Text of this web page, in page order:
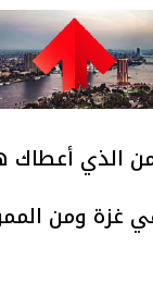
الذي أعطاك
غزة ومن